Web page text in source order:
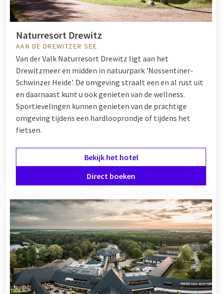
Naturresort Drewitz
AAN DE DREWITZER SEE
Van der Valk Naturresort Drewitz ligt aan het
Drewitzmeer en midden in natuurpark 'Nossentiner-
Schwinzer Heide'. De omgeving straalt een en al rust uit
en daarnaast kunt u ook genieten van de wellness.
Sportievelingen kunnen genieten van de prachtige
omgeving tijdens een hardlooprondje of tijdens het
fietsen.
Bekijk het hotel
Direct boeken